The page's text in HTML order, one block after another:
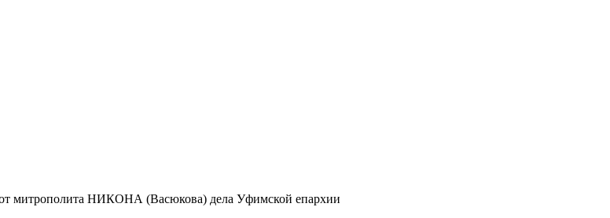
митрополита НИКОНА (Васюкова) дела Уфимской епархии